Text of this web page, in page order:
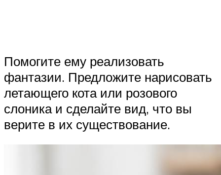
Помогите ему реализовать
фантазии. Предложите нарисовать
летающего кота или розового
слоника и сделайте вид, что вы
верите в их существование.